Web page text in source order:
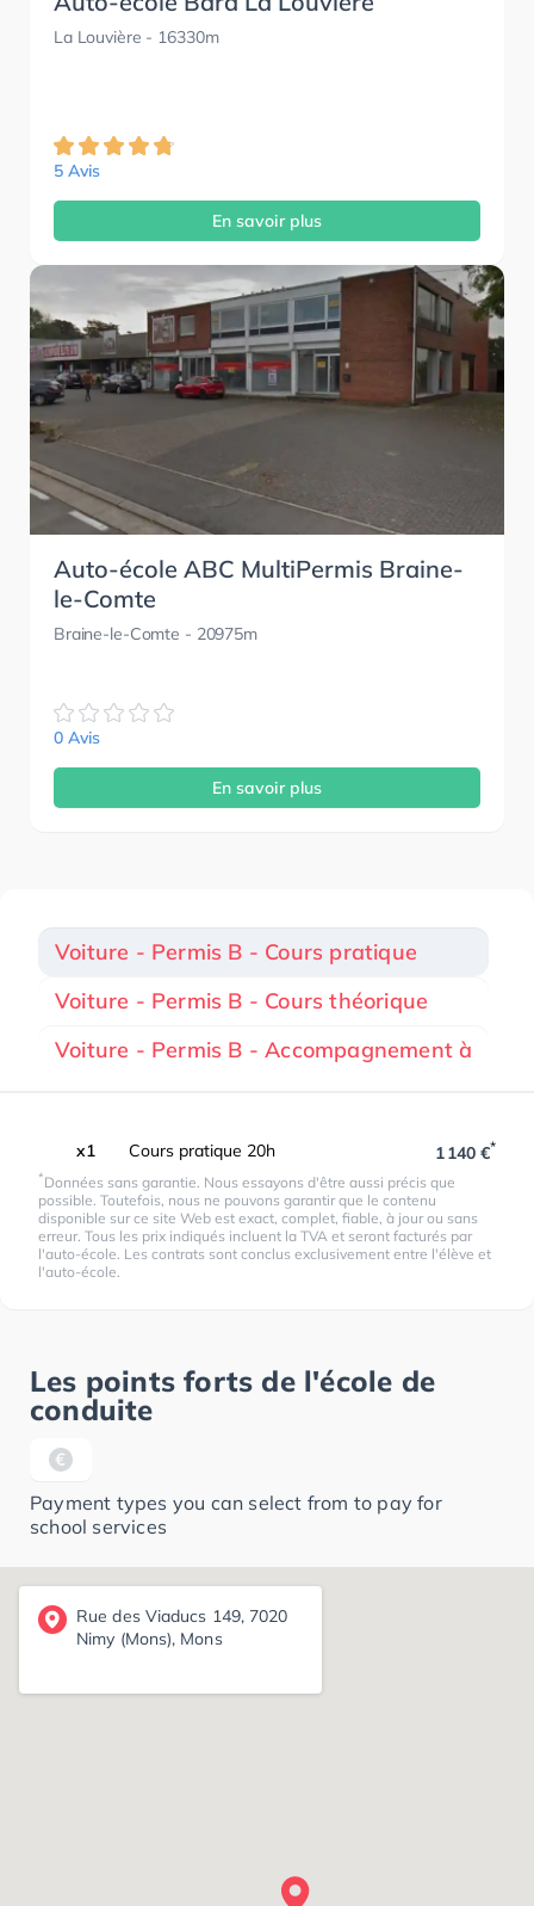
La Louvière - 16330m
5 Avis
En savoir plus
Auto-école ABC MultiPermis Braine-
le-Comte
Braine-le-Comte - 20975m
0 Avis
En savoir plus
Voiture - Permis B - Cours pratique
Voiture - Permis B - Cours théorique
Voiture - Permis B - Accompagnement à
x1 Cours pratique 20h 1 140 €*
*Données sans garantie. Nous essayons d'être aussi précis que
possible. Toutefois, nous ne pouvons garantir que le contenu
disponible sur ce site Web est exact, complet, fiable, à jour ou sans
erreur. Tous les prix indiqués incluent la TVA et seront facturés par
l'auto-école. Les contrats sont conclus exclusivement entre l'élève et
l'auto-école.
Les points forts de l'école de
conduite
Payment types you can select from to pay for
school services
Rue des Viaducs 149, 7020
Nimy (Mons), Mons